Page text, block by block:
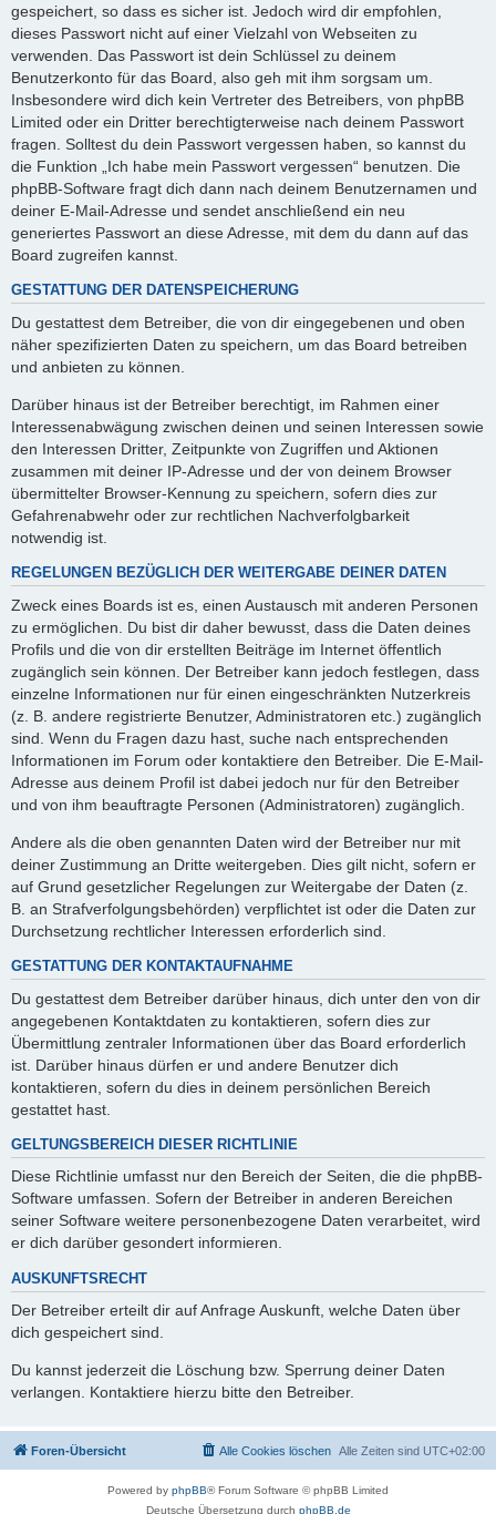
gespeichert, so dass es sicher ist. Jedoch wird dir empfohlen,
dieses Passwort nicht auf einer Vielzahl von Webseiten zu
verwenden. Das Passwort ist dein Schlüssel zu deinem
Benutzerkonto für das Board, also geh mit ihm sorgsam um.
Insbesondere wird dich kein Vertreter des Betreibers, von phpBB
Limited oder ein Dritter berechtigterweise nach deinem Passwort
fragen. Solltest du dein Passwort vergessen haben, so kannst du
die Funktion „Ich habe mein Passwort vergessen“ benutzen. Die
phpBB-Software fragt dich dann nach deinem Benutzernamen und
deiner E-Mail-Adresse und sendet anschließend ein neu
generiertes Passwort an diese Adresse, mit dem du dann auf das
Board zugreifen kannst.
GESTATTUNG DER DATENSPEICHERUNG
Du gestattest dem Betreiber, die von dir eingegebenen und oben
näher spezifizierten Daten zu speichern, um das Board betreiben
und anbieten zu können.
Darüber hinaus ist der Betreiber berechtigt, im Rahmen einer
Interessenabwägung zwischen deinen und seinen Interessen sowie
den Interessen Dritter, Zeitpunkte von Zugriffen und Aktionen
zusammen mit deiner IP-Adresse und der von deinem Browser
übermittelter Browser-Kennung zu speichern, sofern dies zur
Gefahrenabwehr oder zur rechtlichen Nachverfolgbarkeit
notwendig ist.
REGELUNGEN BEZÜGLICH DER WEITERGABE DEINER DATEN
Zweck eines Boards ist es, einen Austausch mit anderen Personen
zu ermöglichen. Du bist dir daher bewusst, dass die Daten deines
Profils und die von dir erstellten Beiträge im Internet öffentlich
zugänglich sein können. Der Betreiber kann jedoch festlegen, dass
einzelne Informationen nur für einen eingeschränkten Nutzerkreis
(z. B. andere registrierte Benutzer, Administratoren etc.) zugänglich
sind. Wenn du Fragen dazu hast, suche nach entsprechenden
Informationen im Forum oder kontaktiere den Betreiber. Die E-Mail-
Adresse aus deinem Profil ist dabei jedoch nur für den Betreiber
und von ihm beauftragte Personen (Administratoren) zugänglich.
Andere als die oben genannten Daten wird der Betreiber nur mit
deiner Zustimmung an Dritte weitergeben. Dies gilt nicht, sofern er
auf Grund gesetzlicher Regelungen zur Weitergabe der Daten (z.
B. an Strafverfolgungsbehörden) verpflichtet ist oder die Daten zur
Durchsetzung rechtlicher Interessen erforderlich sind.
GESTATTUNG DER KONTAKTAUFNAHME
Du gestattest dem Betreiber darüber hinaus, dich unter den von dir
angegebenen Kontaktdaten zu kontaktieren, sofern dies zur
Übermittlung zentraler Informationen über das Board erforderlich
ist. Darüber hinaus dürfen er und andere Benutzer dich
kontaktieren, sofern du dies in deinem persönlichen Bereich
gestattet hast.
GELTUNGSBEREICH DIESER RICHTLINIE
Diese Richtlinie umfasst nur den Bereich der Seiten, die die phpBB-
Software umfassen. Sofern der Betreiber in anderen Bereichen
seiner Software weitere personenbezogene Daten verarbeitet, wird
er dich darüber gesondert informieren.
AUSKUNFTSRECHT
Der Betreiber erteilt dir auf Anfrage Auskunft, welche Daten über
dich gespeichert sind.
Du kannst jederzeit die Löschung bzw. Sperrung deiner Daten
verlangen. Kontaktiere hierzu bitte den Betreiber.
Foren-Übersicht Alle Zeiten sind UTC+02:00
Alle Cookies löschen
Powered by phpBB® Forum Software © phpBB Limited
Deutsche Übersetzung durch phpBB.de